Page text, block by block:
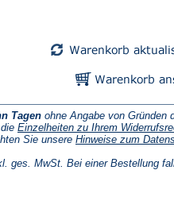
Tagen ohne Angabe von Gründen
Einzelheiten zu Ihrem
Sie unsere Hinweise zum
ges. MwSt. Bei einer Bestellung